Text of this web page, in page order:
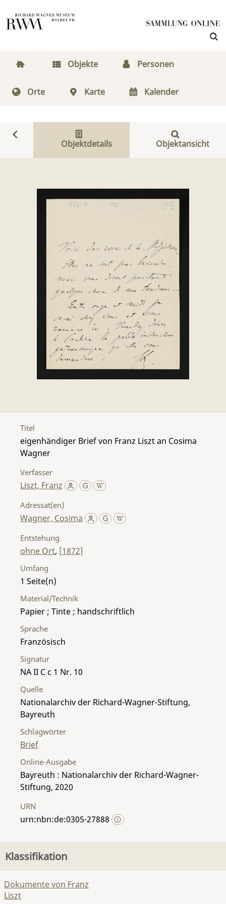
Objekte Personen
Orte Karte Kalender
Objektdetails Objektansicht
Titel
eigenhändiger Brief von Franz Liszt an Cosima
Wagner
Verfasser
Liszt, Franz
Adressat(en)
Wagner, Cosima
Entstehung
ohne Ort, [1872]
Umfang
1
Material/Technik
Papier ; Tinte ; handschriftlich
Sprache
Französisch
Signatur
NA II C c 1 Nr. 10
Quelle
Nationalarchiv der Richard-Wagner-Stiftung,
Bayreuth
Schlagwörter
Brief
Online-Ausgabe
Bayreuth : Nationalarchiv der Richard-Wagner-
Stiftung, 2020
URN
urn:nbn:de:0305-27888
Klassifikation
Dokumente von Franz
Liszt